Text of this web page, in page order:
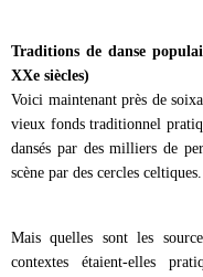
Traditions de danse
XXe siècles)
Voici maintenant près de
vieux fonds traditionnel
dansés par des milliers de
scène par des cercles celtiques.
Mais quelles sont les
contextes étaient-elles